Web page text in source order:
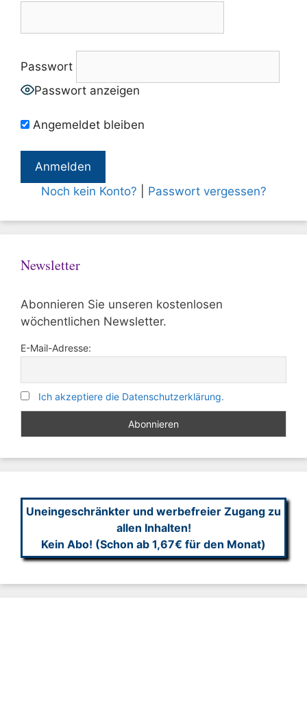
Passwort
Passwort anzeigen
Angemeldet bleiben
Noch kein Konto? Passwort vergessen?
Newsletter
Abonnieren Sie unseren kostenlosen
wöchentlichen Newsletter.
E-Mail-Adresse:
Ich akzeptiere die Datenschutzerklärung.
Uneingeschränkter und werbefreier Zugang zu
allen Inhalten!
Kein Abo! (Schon ab 1,67€ für den Monat)